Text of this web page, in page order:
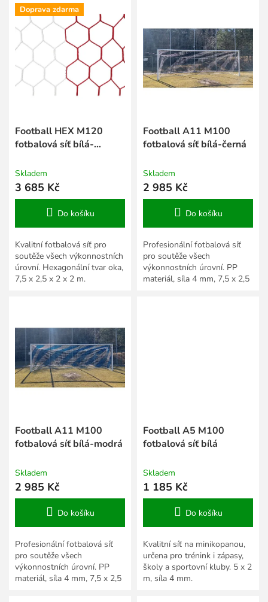
Doprava zdarma
Football HEX M120
fotbalová síť bílá-
Skladem
3 685 Kč
Do košíku
Kvalitní fotbalová síť pro
soutěže všech výkonnostních
úrovní. Hexagonální tvar oka,
7,5 x 2,5 x 2 x 2 m.
Football A11 M100
fotbalová síť bílá-černá
Skladem
2 985 Kč
Do košíku
Profesionální fotbalová síť
pro soutěže všech
výkonnostních úrovní. PP
materiál, síla 4 mm, 7,5 x 2,5
Football A11 M100
fotbalová síť bílá-modrá
Skladem
2 985 Kč
Do košíku
Profesionální fotbalová síť
pro soutěže všech
výkonnostních úrovní. PP
materiál, síla 4 mm, 7,5 x 2,5
Football A5 M100
fotbalová síť bílá
Skladem
1 185 Kč
Do košíku
Kvalitní síť na minikopanou,
určena pro trénink i zápasy,
školy a sportovní kluby. 5 x 2
m, síla 4 mm.